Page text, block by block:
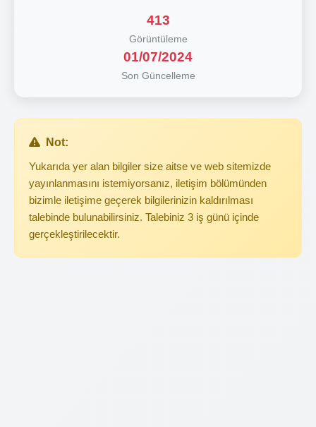
413
Görüntüleme
01/07/2024
Son Güncelleme
Not:
Yukarıda yer alan bilgiler size aitse ve web sitemizde
yayınlanmasını istemiyorsanız, iletişim bölümünden
bizimle iletişime geçerek bilgilerinizin kaldırılması
talebinde bulunabilirsiniz. Talebiniz 3 iş günü içinde
gerçekleştirilecektir.